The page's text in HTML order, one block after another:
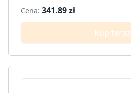
Cena: 341.89 zł
Kup teraz